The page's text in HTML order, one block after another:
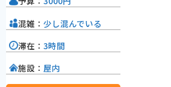
混雑： 少し混んでいる
滞在： 3時間
施設： 屋内